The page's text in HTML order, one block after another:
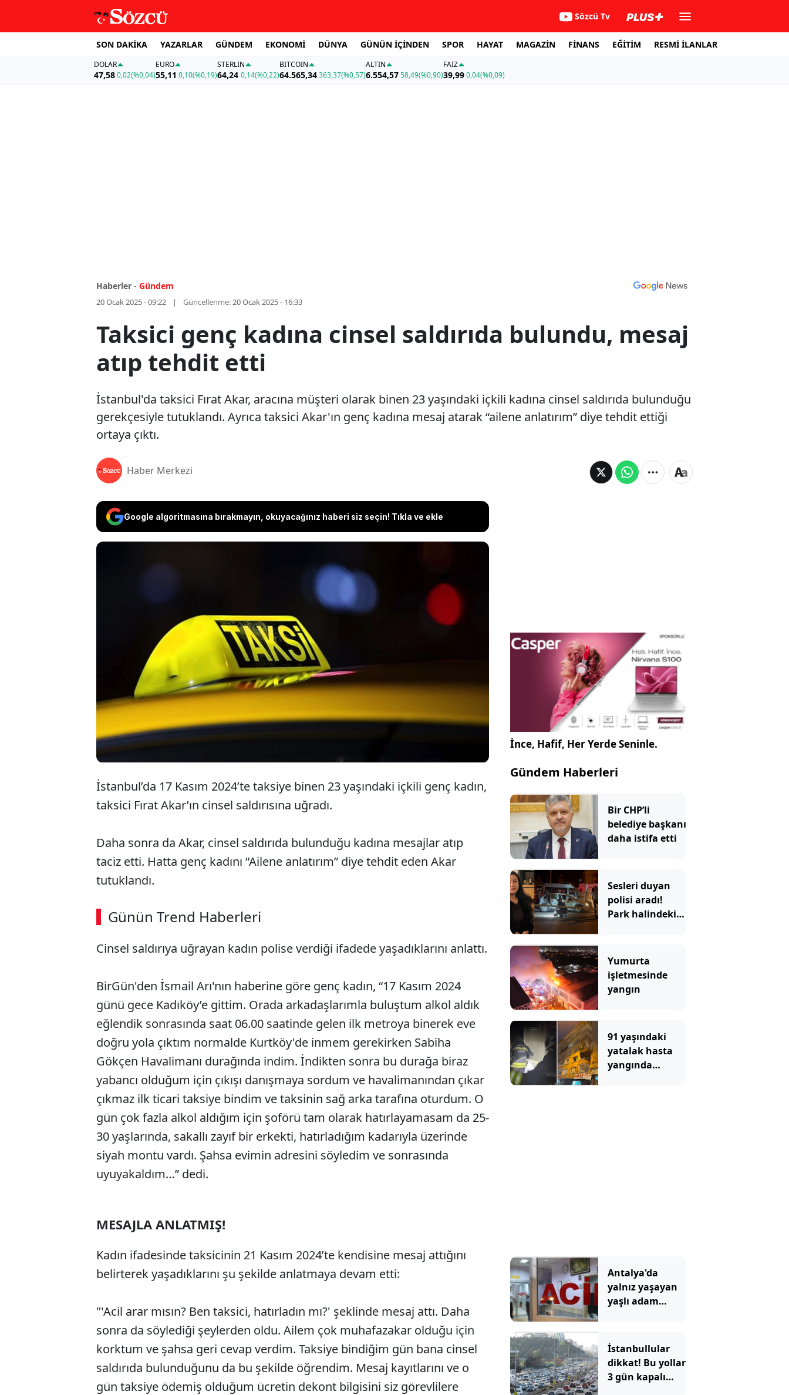
Sözcü Tv
SON DAKİKA YAZARLAR GÜNDEM EKONOMİ DÜNYA GÜNÜN İÇİNDEN SPOR HAYAT MAGAZİN FİNANS EĞİTİM RESMİ İLANLAR
DOLAR
47,580,02(%0,04)
EURO
55,11 0,10(%0,19)
STERLIN
64,24 0,14(%0,22)
BITCOIN
64.565,34363,37(%0,57)
ALTIN
6.554,5758,49(%0,90)
FAİZ
39,990,04(%0,09)
Haberler - Gündem
20 Ocak 2025 - 09:22 Güncellenme:20 Ocak 2025 - 16:33
Taksici genç kadına cinsel saldırıda bulundu, mesaj
atıp tehdit etti
İstanbul'da taksici Fırat Akar, aracına müşteri olarak binen 23 yaşındaki içkili kadına cinsel saldırıda bulunduğu
gerekçesiyle tutuklandı. Ayrıca taksici Akar'ın genç kadına mesaj atarak “ailene anlatırım” diye tehdit ettiği
ortaya çıktı.
Haber Merkezi
Google algoritmasına bırakmayın, okuyacağınız haberi siz seçin! Tıkla ve ekle
İstanbul'da taksici Fırat Akar, aracına müşteri olarak binen 23
yaşındaki içkili kadına cinsel saldırıda bulunduğu gerekçesiyle
tutuklandı. Ayrıca taksici Akar'ın genç kadına mesaj atarak
“ailene anlatırım” diye tehdit ettiği ortaya çıktı.
İstanbul’da 17 Kasım 2024’te taksiye binen 23 yaşındaki içkili genç kadın,
taksici Fırat Akar’ın cinsel saldırısına uğradı.
Daha sonra da Akar, cinsel saldırıda bulunduğu kadına mesajlar atıp
taciz etti. Hatta genç kadını “Ailene anlatırım” diye tehdit eden Akar
tutuklandı.
Günün Trend Haberleri
SÖZCÜ SON DAKİKA
Cinsel saldırıya uğrayan kadın polise verdiği ifadede yaşadıklarını anlattı.
BirGün'den İsmail Arı'nın haberine göre genç kadın, “17 Kasım 2024
günü gece Kadıköy’e gittim. Orada arkadaşlarımla buluştum alkol aldık
eğlendik sonrasında saat 06.00 saatinde gelen ilk metroya binerek eve
doğru yola çıktım normalde Kurtköy'de inmem gerekirken Sabiha
Gökçen Havalimanı durağında indim. İndikten sonra bu durağa biraz
yabancı olduğum için çıkışı danışmaya sordum ve havalimanından çıkar
çıkmaz ilk ticari taksiye bindim ve taksinin sağ arka tarafına oturdum. O
gün çok fazla alkol aldığım için şoförü tam olarak hatırlayamasam da 25-
30 yaşlarında, sakallı zayıf bir erkekti, hatırladığım kadarıyla üzerinde
siyah montu vardı. Şahsa evimin adresini söyledim ve sonrasında
uyuyakaldım…” dedi.
MESAJLA ANLATMIŞ!
Kadın ifadesinde taksicinin 21 Kasım 2024’te kendisine mesaj attığını
belirterek yaşadıklarını şu şekilde anlatmaya devam etti:
"'Acil arar mısın? Ben taksici, hatırladın mı?' şeklinde mesaj attı. Daha
sonra da söylediği şeylerden oldu. Ailem çok muhafazakar olduğu için
korktum ve şahsa geri cevap verdim. Taksiye bindiğim gün bana cinsel
saldırıda bulunduğunu da bu şekilde öğrendim. Mesaj kayıtlarını ve o
gün taksiye ödemiş olduğum ücretin dekont bilgisini siz görevlilere
İnce, Hafif, Her Yerde Seninle.
Gündem Haberleri
Bir CHP’li
belediye başkanı
daha istifa etti
Sesleri duyan
polisi aradı!
Park halindeki
Yumurta
işletmesinde
yangın
91 yaşındaki
yatalak hasta
yangında
Antalya'da
yalnız yaşayan
yaşlı adam
İstanbullular
dikkat! Bu yollar
3 gün kapalı